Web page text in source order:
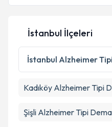
Kişisel verilerimin
Metni'ni okudum
kapsamda
İstanbul İlçeleri
İstanbul Alzheimer
Kadıköy Alzheimer Tipi
Şişli Alzheimer Tipi